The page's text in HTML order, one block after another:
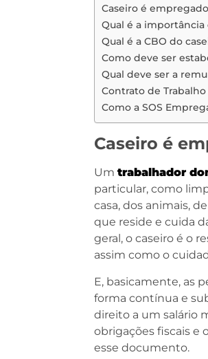
Caseiro é
Qual é a
Qual é a CBO do
Como deve ser
Qual deve ser a
Contrato de
Como a SOS
Caseiro é
Um trabalhador
particular, como
casa, dos animais,
que reside e cuida
geral, o caseiro é o
assim como o
E, basicamente, as
forma contínua e
direito a um salário
obrigações fiscais e
esse documento.